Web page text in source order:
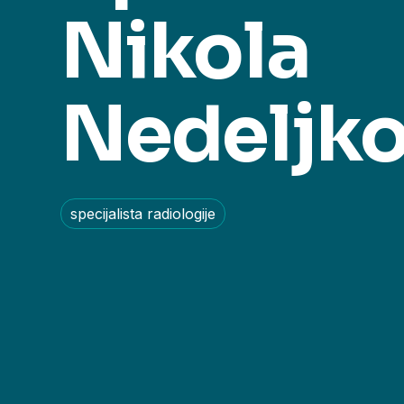
Nikola
specijalista radiologije